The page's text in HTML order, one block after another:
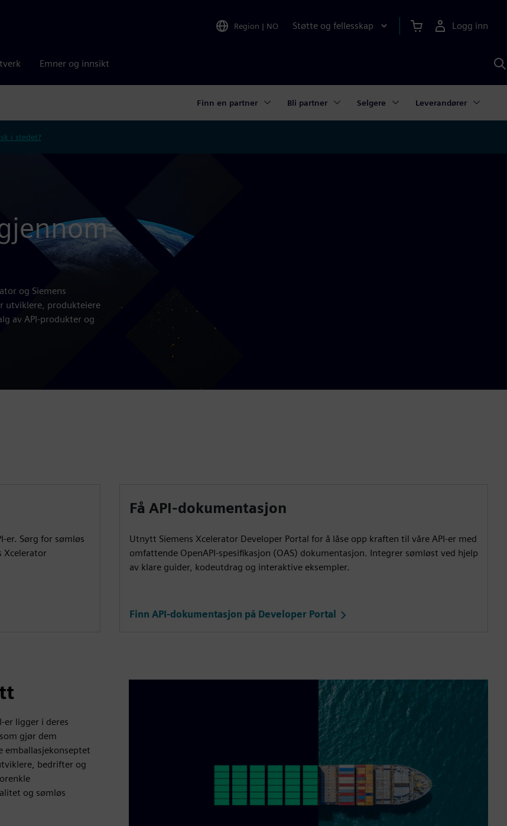
Region | NO Støtte og fellesskap Logg inn
Emner og innsikt
Finn en partner Bli partner Selgere Leverandører
i stedet?
og Siemens
utviklere, produkteiere
av API-produkter og
er. Sørg for sømløs
Xcelerator
Få API-dokumentasjon
Utnytt Siemens Xcelerator Developer Portal for å låse opp kraften til våre API-er med
omfattende OpenAPI-spesifikasjon (OAS) dokumentasjon. Integrer sømløst ved hjelp
av klare guider, kodeutdrag og interaktive eksempler.
Finn API-dokumentasjon på Developer Portal
er ligger i deres
gjør dem
emballasjekonseptet
bedrifter og
og sømløs